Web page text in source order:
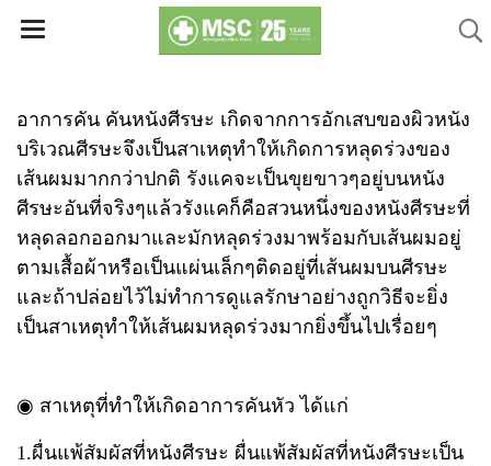
อาการคัน คันหนังศีรษะ เกิดจากการอักเสบของผิวหนัง
บริเวณศีรษะจึงเป็นสาเหตุทำให้เกิดการหลุดร่วงของ
เส้นผมมากกว่าปกติ รังแคจะเป็นขุยขาวๆอยู่บนหนัง
ศีรษะอันที่จริงๆแล้วรังแคก็คือสวนหนึ่งของหนังศีรษะที่
หลุดลอกออกมาและมักหลุดร่วงมาพร้อมกับเส้นผมอยู่
ตามเสื้อผ้าหรือเป็นแผ่นเล็กๆติดอยู่ที่เส้นผมบนศีรษะ
และถ้าปล่อยไว้ไม่ทำการดูแลรักษาอย่างถูกวิธีจะยิ่ง
เป็นสาเหตุทำให้เส้นผมหลุดร่วงมากยิ่งขึ้นไปเรื่อยๆ
◉ สาเหตุที่ทำให้เกิดอาการคันหัว ได้แก่
1.ผื่นแพ้สัมผัสที่หนังศีรษะ ผื่นแพ้สัมผัสที่หนังศีรษะเป็น